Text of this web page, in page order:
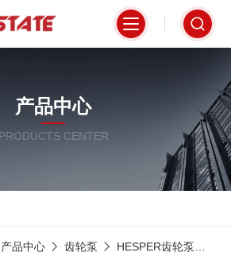
产品中心
PRODUCTS CENTER
产品中心 齿轮泵 HESPER齿轮泵